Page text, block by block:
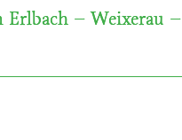
Erlbach – Weixerau –